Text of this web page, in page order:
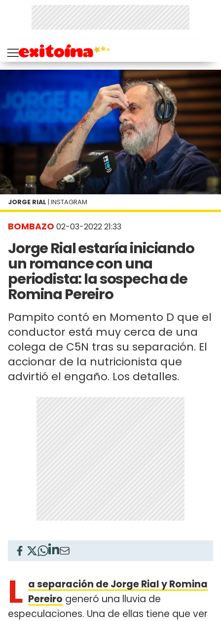
BOMBAZO 02-03-2022 21:33
Jorge Rial estaría iniciando
un romance con una
periodista: la sospecha de
Romina Pereiro
Pampito contó en Momento D que el
conductor está muy cerca de una
colega de C5N tras su separación. El
accionar de la nutricionista que
advirtió el engaño. Los detalles.
JORGE RIAL | INSTAGRAM
L a separación de Jorge Rial y Romina
Pereiro generó una lluvia de
especulaciones. Una de ellas tiene que ver